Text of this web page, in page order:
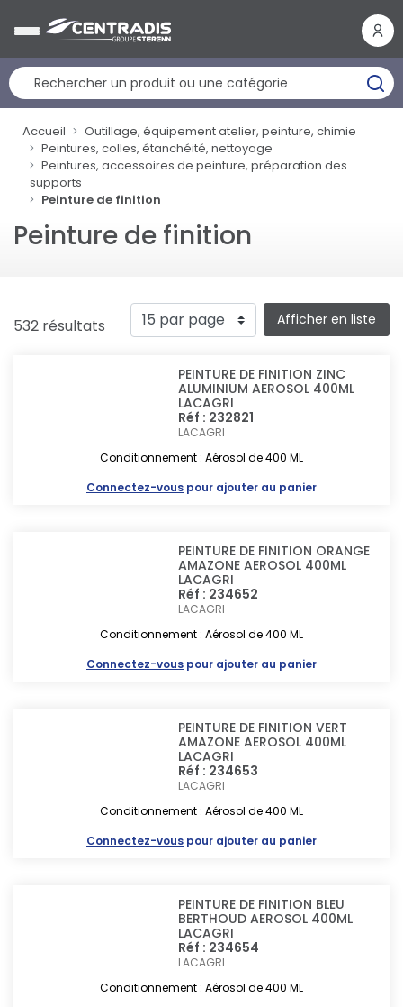
Accueil
Outillage, équipement atelier, peinture, chimie
Peintures, colles, étanchéité, nettoyage
Peintures, accessoires de peinture, préparation des
supports
Peinture de finition
Peinture de finition
532 résultats Afficher en liste
PEINTURE DE FINITION ZINC
ALUMINIUM AEROSOL 400ML
LACAGRI
Réf : 232821
LACAGRI
Conditionnement : Aérosol de 400 ML
Connectez-vous pour ajouter au panier
PEINTURE DE FINITION ORANGE
AMAZONE AEROSOL 400ML
LACAGRI
Réf : 234652
LACAGRI
Conditionnement : Aérosol de 400 ML
Connectez-vous pour ajouter au panier
PEINTURE DE FINITION VERT
AMAZONE AEROSOL 400ML
LACAGRI
Réf : 234653
LACAGRI
Conditionnement : Aérosol de 400 ML
Connectez-vous pour ajouter au panier
PEINTURE DE FINITION BLEU
BERTHOUD AEROSOL 400ML
LACAGRI
Réf : 234654
LACAGRI
Conditionnement : Aérosol de 400 ML